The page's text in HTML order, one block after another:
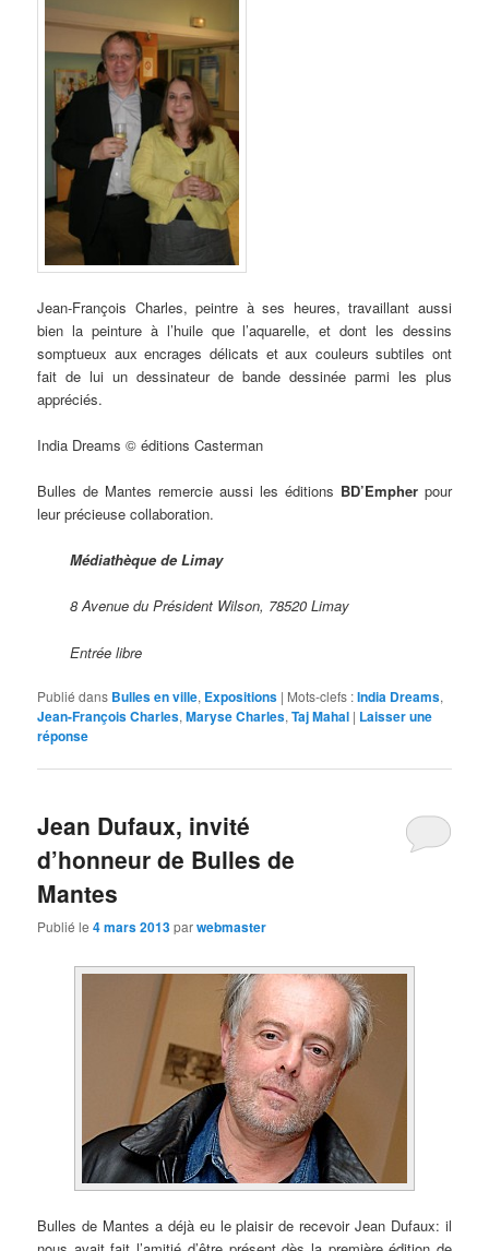
Jean-François Charles, peintre à ses heures, travaillant aussi
bien la peinture à l’huile que l’aquarelle, et dont les dessins
somptueux aux encrages délicats et aux couleurs subtiles ont
fait de lui un dessinateur de bande dessinée parmi les plus
appréciés.
India Dreams © éditions Casterman
Bulles de Mantes remercie aussi les éditions BD’Empherpour
leur précieuse collaboration.
Médiathèque de Limay
8 Avenue du Président Wilson, 78520 Limay
Entrée libre
Publié dans Bulles en ville, Expositions | Mots-clefs :India Dreams,
Jean-François Charles,Maryse Charles,Taj Mahal | Laisser une
réponse
Jean Dufaux, invité
d’honneur de Bulles de
Mantes
Publié le4 mars 2013parwebmaster
Bulles de Mantes a déjà eu le plaisir de recevoir Jean Dufaux: il